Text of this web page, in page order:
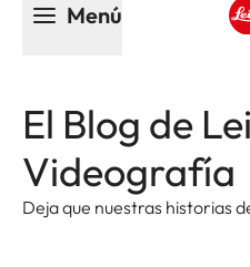
Menú
El Blog de
Videografía
Deja que nuestras historias